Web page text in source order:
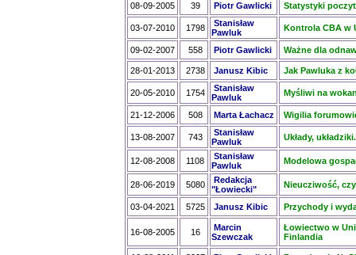
08-09-2005 39 Piotr Gawlicki Statystyki
03-07-2010 1798
Stanisław
Pawluk
Kontrola CBA w
09-02-2007 558 Piotr Gawlicki Ważne dla
28-01-2013 2738 Janusz Kibic Jak Pawluka z
20-05-2010 1754
Stanisław
Pawluk
Myśliwi na
21-12-2006 508 Marta Łachacz Wigilia
13-08-2007 743
Stanisław
Pawluk
Układy,
12-08-2008 1108
Stanisław
Pawluk
Modelowa
28-06-2019 5080
Redakcja
"Łowiecki"
Nieucziwość,
03-04-2021 5725 Janusz Kibic Przychody i
16-08-2005 16
Marcin
Szewczak
Łowiectwo w
Finlandia